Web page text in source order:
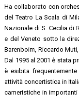
Ha collaborato con
del Teatro La Scala di
Nazionale di S. Cecilia di
e del Veneto sotto la
Barenboim, Riccardo
Dal 1995 al 2001 è stata
èesibita
attività concertistica in
cameristiche in